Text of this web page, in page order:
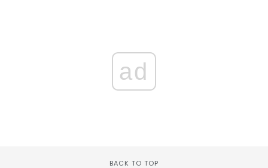
ad
BACK TO TOP